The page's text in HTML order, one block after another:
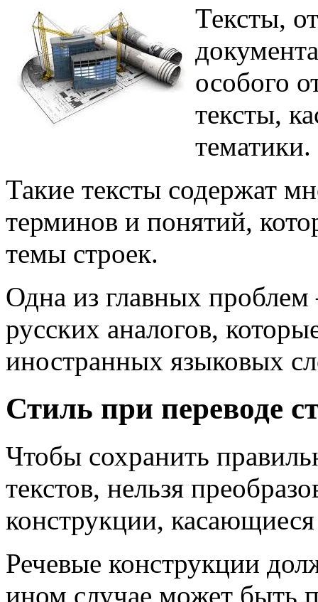
Тексты,
особого
тексты,
тематики.
Такие тексты содержат
терминов и понятий,
темы строек.
Одна из главных
русских аналогов,
иностранных языковых
Стиль при переводе
Чтобы сохранить
текстов, нельзя
конструкции, касающиеся
Речевые конструкции
ином случае может быть